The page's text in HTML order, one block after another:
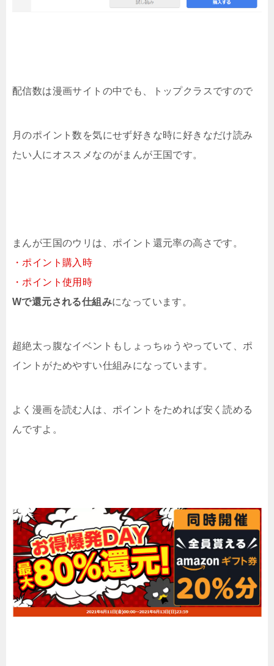
配信数は漫画サイトの中でも、トップクラスですので
月のポイント数を気にせず好きな時に好きなだけ読み
たい人にオススメなのがまんが王国です。
まんが王国のウリは、ポイント還元率の高さです。
・ポイント購入時
・ポイント使用時
Wで還元される仕組みになっています。
超絶太っ腹なイベントもしょっちゅうやっていて、ポ
イントがためやすい仕組みになっています。
よく漫画を読む人は、ポイントをためれば安く読める
んですよ。